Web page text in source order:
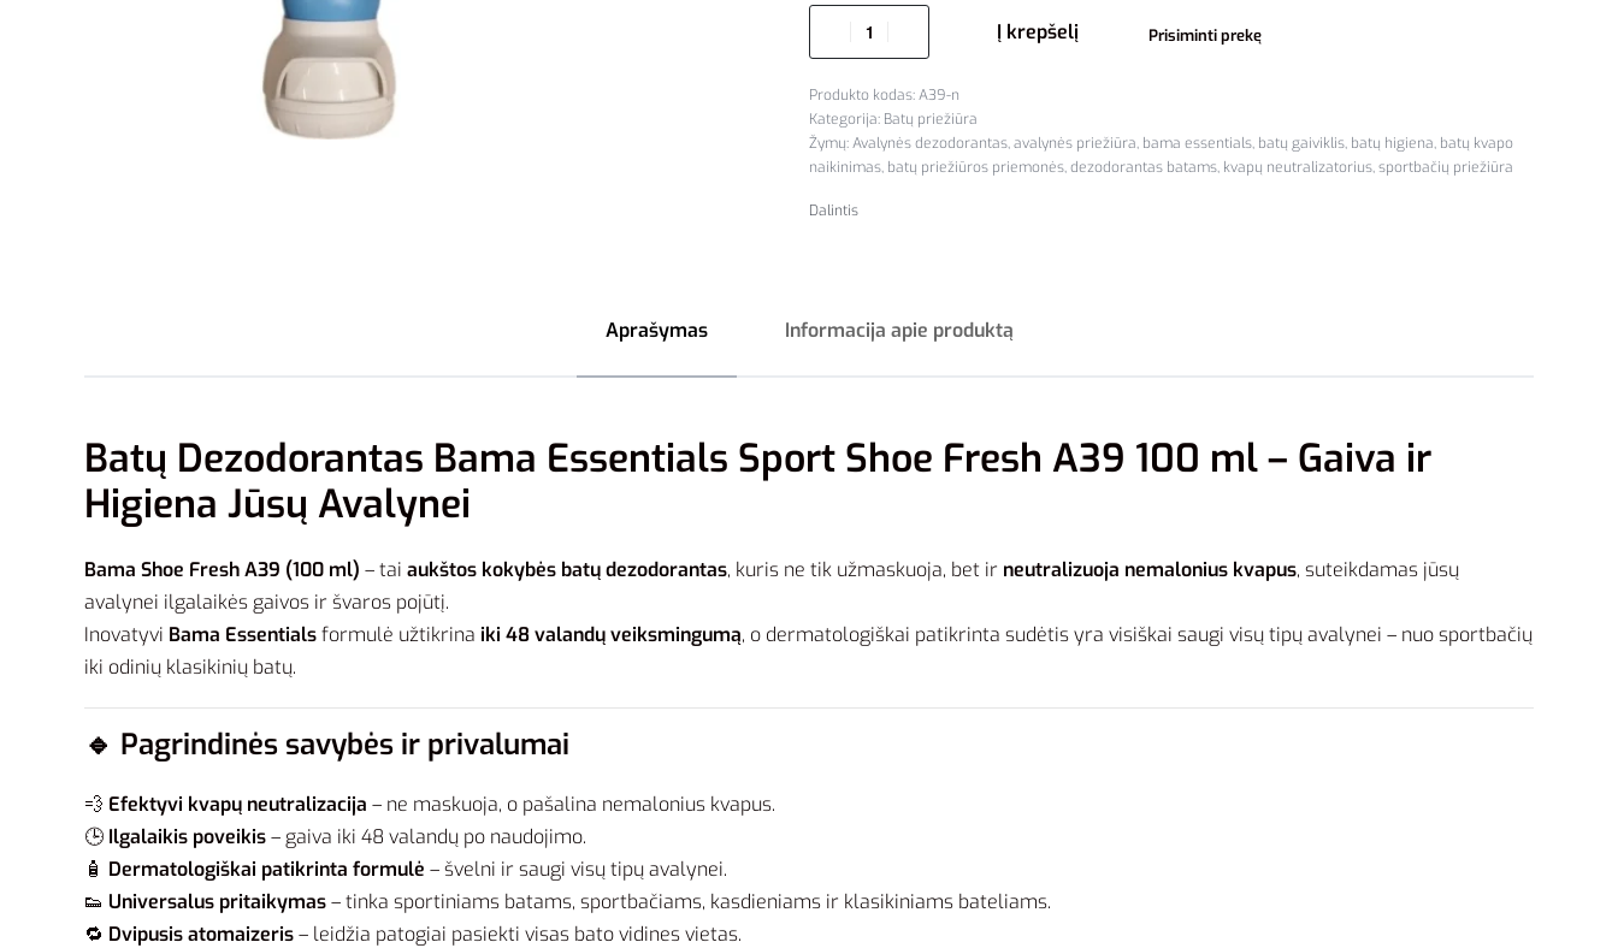
Į krepšelį Prisiminti prekę
A39-n
Kategorija: Batų priežiūra
Žymų:Avalynės dezodorantas,avalynės priežiūra, bama essentials, batų gaiviklis, batų higiena, batų kvapo
naikinimas, batų priežiūros priemonės,dezodorantas batams, kvapų neutralizatorius,sportbačių priežiūra
Dalintis
Aprašymas Informacija apie produktą
Batų Dezodorantas Bama Essentials Sport Shoe Fresh A39 100 ml – Gaiva ir
Higiena Jūsų Avalynei
Bama Shoe Fresh A39 (100 ml) – tai aukštos kokybės batų dezodorantas, kuris ne tik užmaskuoja, bet ir neutralizuoja nemalonius kvapus, suteikdamas jūsų
avalynei ilgalaikės gaivos ir švaros pojūtį.
Inovatyvi Bama Essentialsformulė užtikrina iki 48 valandų veiksmingumą, o dermatologiškai patikrinta sudėtis yra visiškai saugi visų tipų avalynei – nuo sportbačių
iki odinių klasikinių batų.
🔹 Pagrindinės savybės ir privalumai
💨 Efektyvi kvapų neutralizacija – ne maskuoja, o pašalina nemalonius kvapus.
🕒 Ilgalaikis poveikis– gaiva iki 48 valandų po naudojimo.
🧴 Dermatologiškai patikrinta formulė – švelni ir saugi visų tipų avalynei.
👟 Universalus pritaikymas– tinka sportiniams batams, sportbačiams, kasdieniams ir klasikiniams bateliams.
🔁 Dvipusis atomaizeris– leidžia patogiai pasiekti visas bato vidines vietas.